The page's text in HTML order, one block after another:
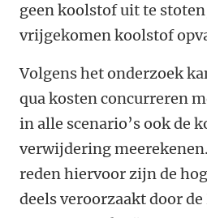
geen koolstof uit te
vrijgekomen koolstof
Volgens het onderzoek
qua kosten concurreren
in alle scenario’s ook de
verwijdering
reden hiervoor zijn de
deels veroorzaakt door de